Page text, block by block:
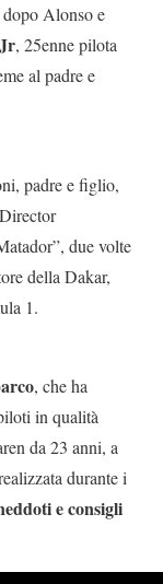
Alonso e
, 25enne pilota
al padre e
padre e figlio,
due volte
della Dakar,
1.
, che ha
in qualità
da 23 anni, a
durante i
e consigli